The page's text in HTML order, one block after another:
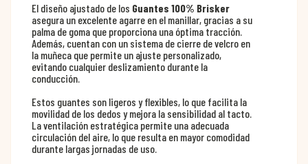
El diseño ajustado de los Guantes 100% Brisker
asegura un excelente agarre en el manillar, gracias a su
palma de goma que proporciona una óptima tracción.
Además, cuentan con un sistema de cierre de velcro en
la muñeca que permite un ajuste personalizado,
evitando cualquier deslizamiento durante la
conducción.
Estos guantes son ligeros y flexibles, lo que facilita la
movilidad de los dedos y mejora la sensibilidad al tacto.
La ventilación estratégica permite una adecuada
circulación del aire, lo que resulta en mayor comodidad
durante largas jornadas de uso.